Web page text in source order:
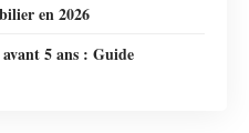
en 2026
5 ans : Guide